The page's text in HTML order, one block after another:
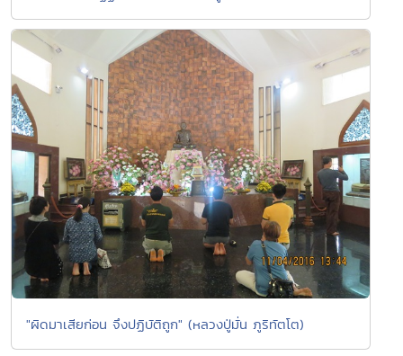
"ผิดมาเสียก่อน จึงปฏิบัติถูก" (หลวงปู่มั่น ภูริทัตโต)